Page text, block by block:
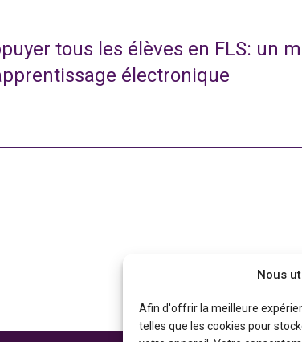
Nous
Afin d'offrir la meilleure
telles que les cookies pour
tous les élèves en FLS: un
électronique